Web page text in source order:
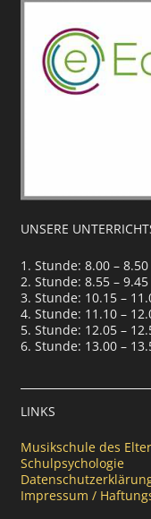
UNSERE
1. Stunde: 8.00 –
2. Stunde: 8.55 –
3. Stunde: 10.15 –
4. Stunde: 11.10 –
5. Stunde: 12.05 –
6. Stunde: 13.00 –
LINKS
Musikschule des
Schulpsychologie
Impressum /